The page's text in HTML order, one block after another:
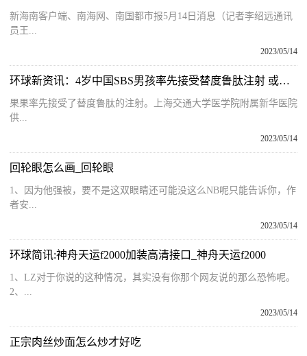
新海南客户端、南海网、南国都市报5月14日消息（记者李绍远通讯
员王...
2023/05/14
环球新资讯：4岁中国SBS男孩率先接受替度鲁肽注射 或摆脱天天输液获得营养
果果率先接受了替度鲁肽的注射。上海交通大学医学院附属新华医院
供...
2023/05/14
回轮眼怎么画_回轮眼
1、因为他强被，要不是这双眼睛还可能没这么NB呢只能告诉你，作
者安...
2023/05/14
环球简讯:神舟天运f2000加装高清接口_神舟天运f2000
1、LZ对于你说的这种情况，其实没有你那个网友说的那么恐怖呢。
2、...
2023/05/14
正宗肉丝炒面怎么炒才好吃